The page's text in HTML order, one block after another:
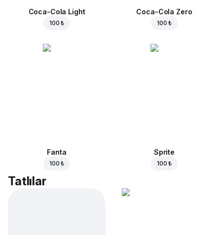
Coca-Cola Light
100 ₺
Coca-Cola Zero
100 ₺
Fanta
100 ₺
Sprite
100 ₺
Tatlılar